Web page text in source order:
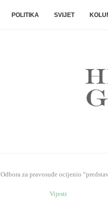
POLITIKA SVIJET
za pravosuđe ocijenio
Vijesti